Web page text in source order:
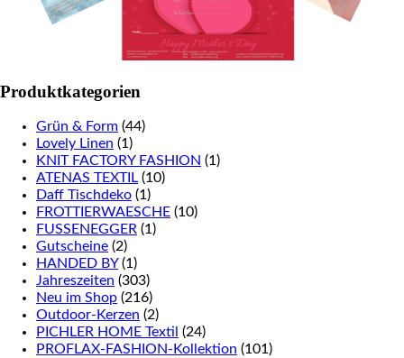
Produktkategorien
Grün & Form (44)
Lovely Linen (1)
KNIT FACTORY FASHION (1)
ATENAS TEXTIL (10)
Daff Tischdeko (1)
FROTTIERWAESCHE (10)
FUSSENEGGER (1)
Gutscheine (2)
HANDED BY (1)
Jahreszeiten (303)
Neu im Shop (216)
Outdoor-Kerzen (2)
PICHLER HOME Textil (24)
PROFLAX-FASHION-Kollektion (101)